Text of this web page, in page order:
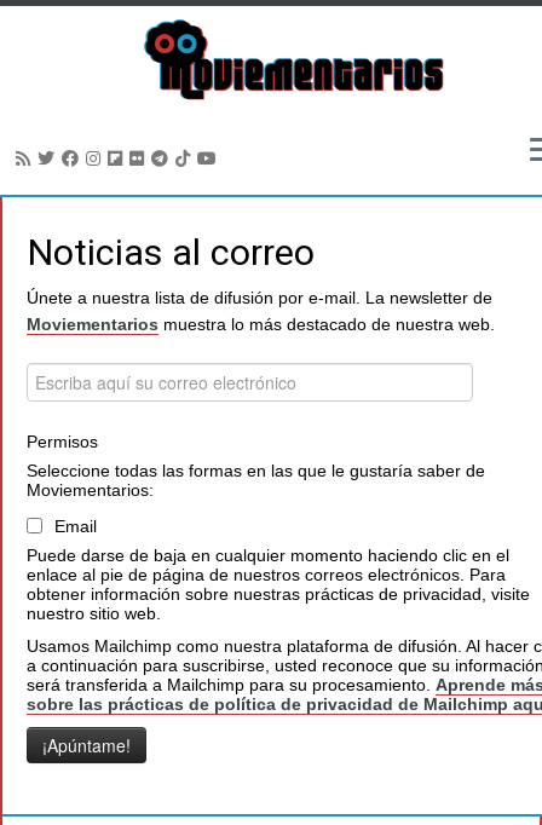
contenido
Noticias al correo
Únete a nuestra lista de difusión por e-mail. La newsletter de
Moviementarios muestra lo más destacado de nuestra web.
Permisos
Seleccione todas las formas en las que le gustaría saber de
Moviementarios:
Email
Puede darse de baja en cualquier momento haciendo clic en el
enlace al pie de página de nuestros correos electrónicos. Para
obtener información sobre nuestras prácticas de privacidad, visite
nuestro sitio web.
Usamos Mailchimp como nuestra plataforma de difusión. Al hacer
a continuación para suscribirse, usted reconoce que su
será transferida a Mailchimp para su procesamiento. Aprende
sobre las prácticas de política de privacidad de Mailchimp